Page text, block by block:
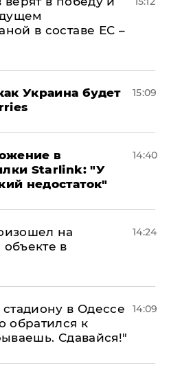
в составе ЕС –
Украина будет
15:09
в
Starlink: "У
недостаток"
14:40
на
в
14:24
в Одессе
обратился к
Сдавайся!"
14:09